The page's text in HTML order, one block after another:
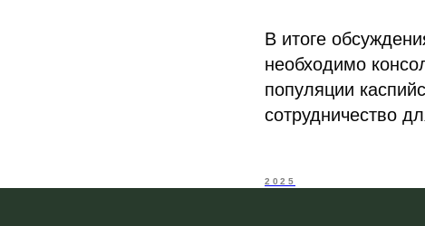
В итоге
необходимо
популяции
сотрудничество
2025